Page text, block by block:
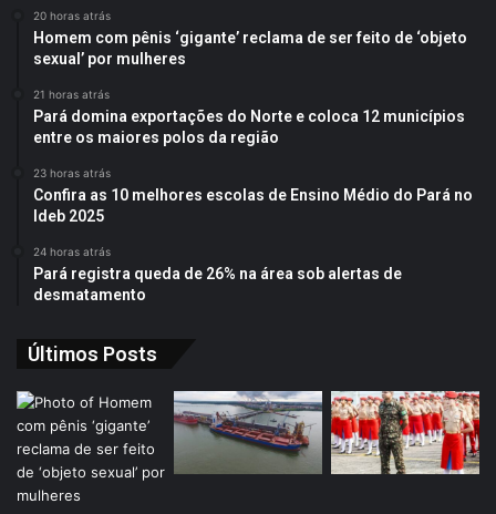
20 horas atrás
Homem com pênis ‘gigante’ reclama de ser feito de ‘objeto
sexual’ por mulheres
21 horas atrás
Pará domina exportações do Norte e coloca 12 municípios
entre os maiores polos da região
23 horas atrás
Confira as 10 melhores escolas de Ensino Médio do Pará no
Ideb 2025
24 horas atrás
Pará registra queda de 26% na área sob alertas de
desmatamento
Últimos Posts